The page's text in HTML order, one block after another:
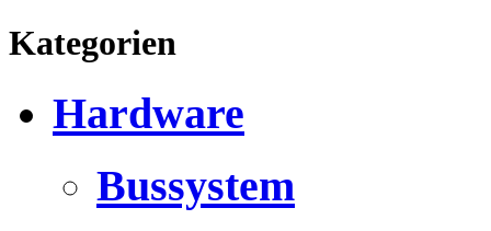
Kategorien
Hardware
Bussystem